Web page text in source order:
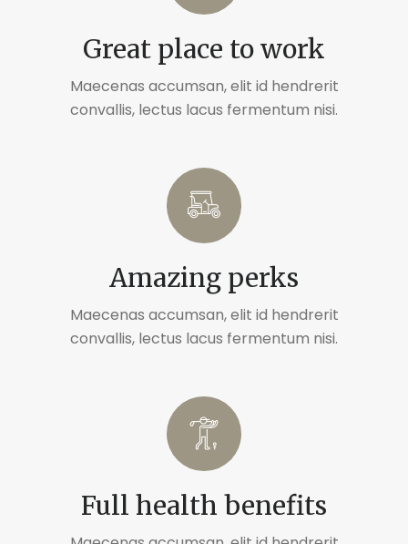
Great place to work
Maecenas accumsan, elit id hendrerit
convallis, lectus lacus fermentum nisi.
Amazing perks
Maecenas accumsan, elit id hendrerit
convallis, lectus lacus fermentum nisi.
Full health benefits